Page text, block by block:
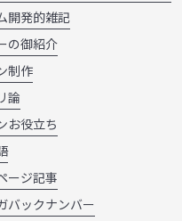
開発的雑記
の御紹介
制作
論
お役立ち
ージ記事
バックナンバー